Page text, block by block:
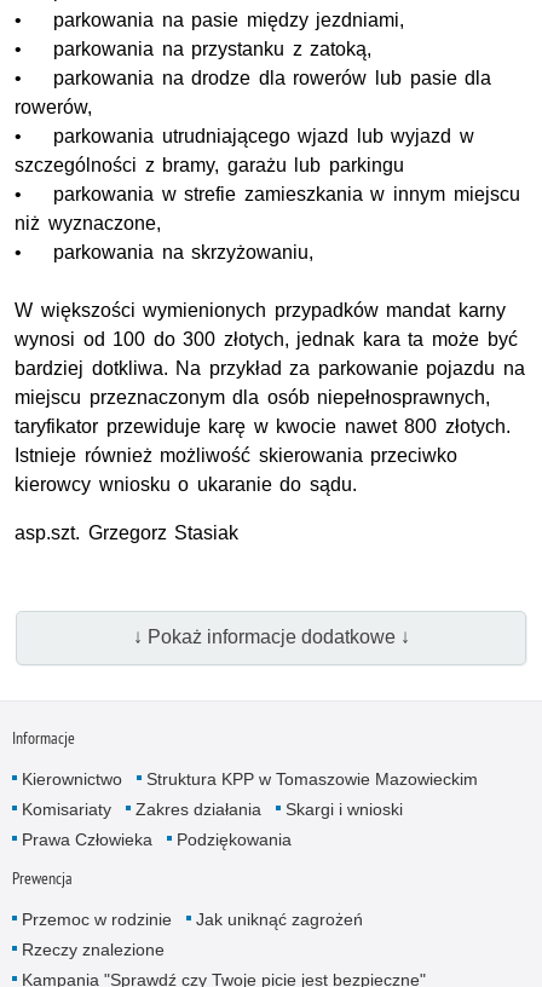
• parkowania na pasie między jezdniami,
• parkowania na przystanku z zatoką,
• parkowania na drodze dla rowerów lub pasie dla
rowerów,
• parkowania utrudniającego wjazd lub wyjazd w
szczególności z bramy, garażu lub parkingu
• parkowania w strefie zamieszkania w innym miejscu
niż wyznaczone,
• parkowania na skrzyżowaniu,
W większości wymienionych przypadków mandat karny
wynosi od 100 do 300 złotych, jednak kara ta może być
bardziej dotkliwa. Na przykład za parkowanie pojazdu na
miejscu przeznaczonym dla osób niepełnosprawnych,
taryfikator przewiduje karę w kwocie nawet 800 złotych.
Istnieje również możliwość skierowania przeciwko
kierowcy wniosku o ukaranie do sądu.
asp.szt. Grzegorz Stasiak
↓ Pokaż informacje dodatkowe ↓
Informacje
Kierownictwo
Struktura KPP w Tomaszowie Mazowieckim
Komisariaty
Zakres działania
Skargi i wnioski
Prawa Człowieka
Podziękowania
Prewencja
Przemoc w rodzinie
Jak uniknąć zagrożeń
Rzeczy znalezione
Kampania "Sprawdź czy Twoje picie jest bezpieczne"